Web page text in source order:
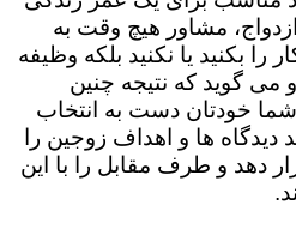
مشاور هیچ وقت به
را بکنید یا نکنید بلکه وظیفه
گوید که نتیجه چنین
شما خودتان دست به انتخاب
دیدگاه ها و اهداف زوجین را
دهد و طرف مقابل را با این